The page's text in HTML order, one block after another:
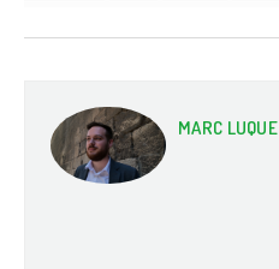
MARC LUQUE